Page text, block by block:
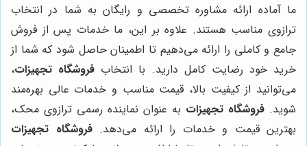
ما آماده ارائه مشاوره تخصصی و رایگان به شما در انتخاب
ترازوی مناسب هستند. علاوه بر این، ما خدمات پس از فروش
جامع و کاملی را ارائه می‌دهیم تا اطمینان حاصل شود که شما از
خرید خود رضایت کامل دارید. با انتخاب فروشگاه تجهیزات،
می‌توانید از کیفیت بالا، قیمت مناسب و خدمات عالی بهره‌مند
شوید. فروشگاه تجهیزات به عنوان نماینده رسمی ترازوی محک،
بهترین قیمت و خدمات را ارائه می‌دهد.فروشگاه تجهیزات